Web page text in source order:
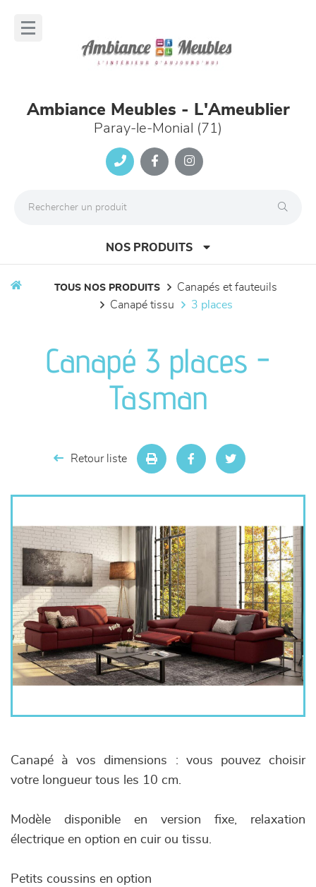
Ambiance Meubles - L'Ameublier
Paray-le-Monial (71)
NOS PRODUITS
séjours
meubles de complément
TOUS NOS PRODUITS
canapés et fauteuils
canapé tissu
3 places
Canapé 3 places -
Tasman
Retour liste
Canapé à vos dimensions : vous pouvez choisir
votre longueur tous les 10 cm.
Modèle disponible en version fixe, relaxation
électrique en option en cuir ou tissu.
Petits coussins en option